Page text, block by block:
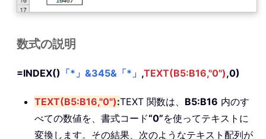
数式の説明
=INDEX() 「*」&345&「*」 ,TEXT(B5:B16,"0"),0)
TEXT(B5:B16,"0"):TEXT 関数は、 B5:B16 内のす
べての数値を、書式コード“0”を使ってテキストに
変換します。その結果、次のようなテキスト配列が